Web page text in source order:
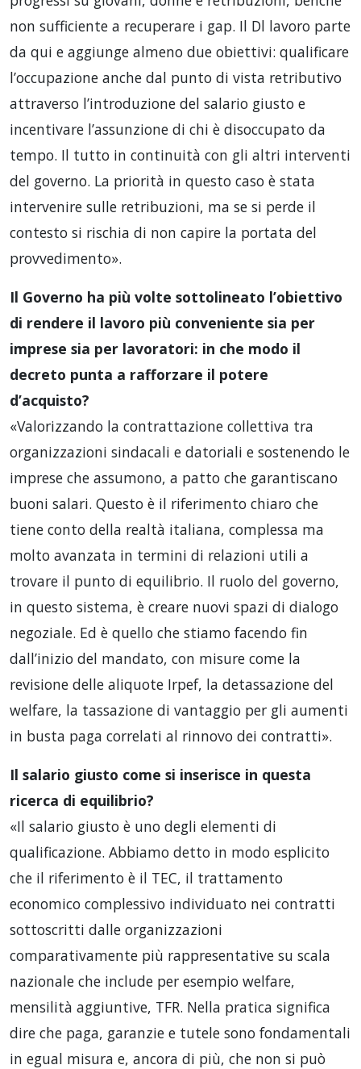
non sufficiente a recuperare i gap. Il Dl lavoro parte
da qui e aggiunge almeno due obiettivi: qualificare
l’occupazione anche dal punto di vista retributivo
attraverso l’introduzione del salario giusto e
incentivare l’assunzione di chi è disoccupato da
tempo. Il tutto in continuità con gli altri interventi
del governo. La priorità in questo caso è stata
intervenire sulle retribuzioni, ma se si perde il
contesto si rischia di non capire la portata del
provvedimento».
Il Governo ha più volte sottolineato l’obiettivo
di rendere il lavoro più conveniente sia per
imprese sia per lavoratori: in che modo il
decreto punta a rafforzare il potere
d’acquisto?
«Valorizzando la contrattazione collettiva tra
organizzazioni sindacali e datoriali e sostenendo le
imprese che assumono, a patto che garantiscano
buoni salari. Questo è il riferimento chiaro che
tiene conto della realtà italiana, complessa ma
molto avanzata in termini di relazioni utili a
trovare il punto di equilibrio. Il ruolo del governo,
in questo sistema, è creare nuovi spazi di dialogo
negoziale. Ed è quello che stiamo facendo fin
dall’inizio del mandato, con misure come la
revisione delle aliquote Irpef, la detassazione del
welfare, la tassazione di vantaggio per gli aumenti
in busta paga correlati al rinnovo dei contratti».
Il salario giusto come si inserisce in questa
ricerca di equilibrio?
«Il salario giusto è uno degli elementi di
qualificazione. Abbiamo detto in modo esplicito
che il riferimento è il TEC, il trattamento
economico complessivo individuato nei contratti
sottoscritti dalle organizzazioni
comparativamente più rappresentative su scala
nazionale che include per esempio welfare,
mensilità aggiuntive, TFR. Nella pratica significa
dire che paga, garanzie e tutele sono fondamentali
in egual misura e, ancora di più, che non si può